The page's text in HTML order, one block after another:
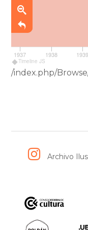
Timeline JS
1937 1938 1939
/index.php/
Archivo